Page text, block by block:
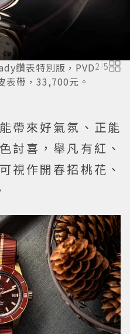
鑽表特別版，PVD
表帶，33,700元。
2 /5
帶來好氣氛、正能
討喜，舉凡有紅、
視作開春招桃花、